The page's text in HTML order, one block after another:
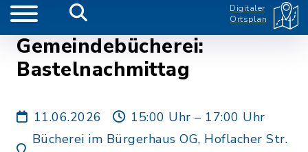
Digitaler
Ortsplan
Gemeindebücherei:
Bastelnachmittag
11.06.2026
15:00 Uhr – 17:00 Uhr
Bücherei im Bürgerhaus OG, Hoflacher Str.